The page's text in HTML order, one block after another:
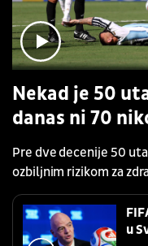
Nekad je 50
danas ni 70
Pre dve decenije 50
ozbiljnim rizikom za
u